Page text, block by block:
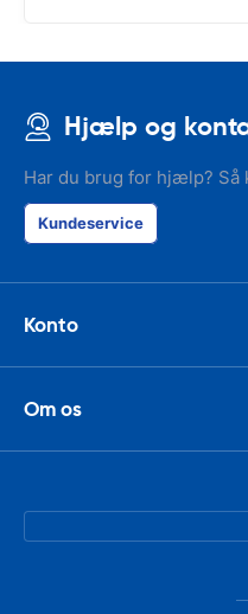
Hjælp og
Har du brug for hjælp? Så
Kundeservice
Konto
Om os